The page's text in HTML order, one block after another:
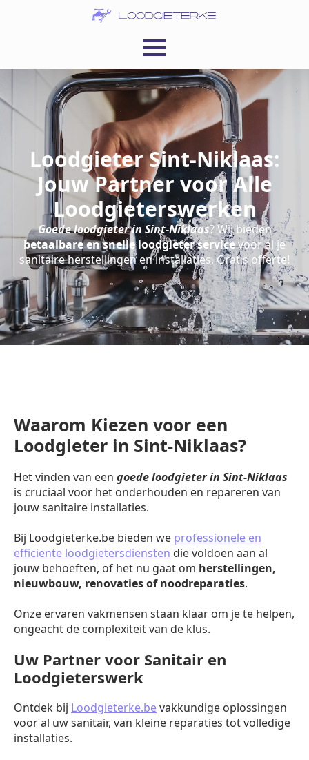
Loodgieter Sint-Niklaas:
Jouw Partner voor Alle
Loodgieterswerken
Goede loodgieter in Sint-Niklaas? Wij bieden
betaalbare en snelle loodgieter servicevoor al je
sanitaire herstellingen en installaties. Gratis offerte!
Waarom Kiezen voor een
Loodgieter in Sint-Niklaas?
Het vinden van een goede loodgieter in Sint-Niklaas
is cruciaal voor het onderhouden en repareren van
jouw sanitaire installaties.
Bij Loodgieterke.be bieden we professionele en
efficiënte loodgietersdiensten die voldoen aan al
jouw behoeften, of het nu gaat om herstellingen,
nieuwbouw, renovaties of noodreparaties.
Onze ervaren vakmensen staan klaar om je te helpen,
ongeacht de complexiteit van de klus.
Uw Partner voor Sanitair en
Loodgieterswerk
Ontdek bij Loodgieterke.bevakkundige oplossingen
voor al uw sanitair, van kleine reparaties tot volledige
installaties.